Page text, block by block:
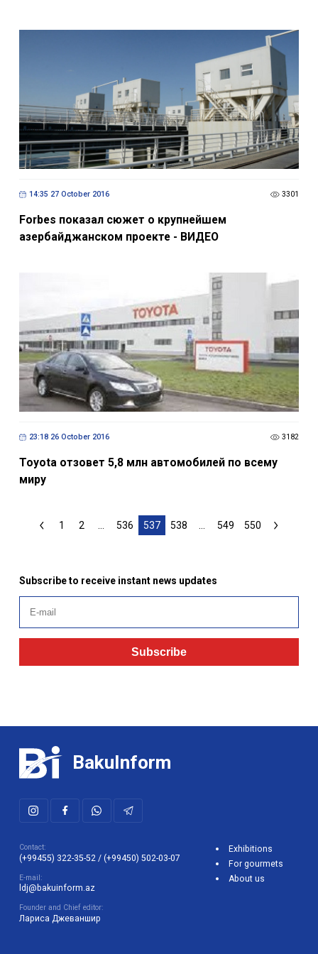
14:35 27 October 2016 3301
Forbes показал сюжет о крупнейшем
азербайджанском проекте - ВИДЕО
23:18 26 October 2016 3182
Toyota отзовет 5,8 млн автомобилей по всему
миру
1 2 ... 536 537 538 ... 549 550
Subscribe to receive instant news updates
Subscribe
BakuInform
Contact:
(+99455) 322-35-52 / (+99450) 502-03-07
E-mail:
ldj@bakuinform.az
Founder and Chief editor:
Лариса Джеваншир
Exhibitions
For gourmets
About us